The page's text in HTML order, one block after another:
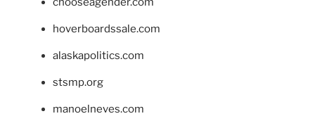
hoverboardssale.com
alaskapolitics.com
stsmp.org
manoelneves.com